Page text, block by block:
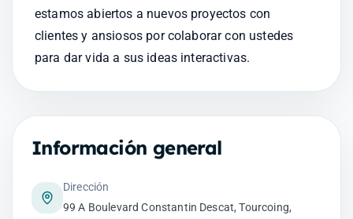
estamos abiertos a nuevos proyectos con
clientes y ansiosos por colaborar con ustedes
para dar vida a sus ideas interactivas.
Información general
Dirección
99 A Boulevard Constantin Descat, Tourcoing,